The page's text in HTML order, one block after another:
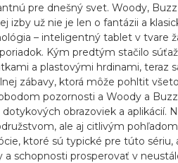
pre dnešný svet. Woody,
izby už nie je len o fantázii a
– inteligentný tablet v tvare
Kým predtým stačilo
a plastovými hrdinami, teraz
zábavy, ktorá môže pohltit
pozornosti a Woody a
obrazoviek a aplikácií.
ale aj citlivým
ktoré sú typické pre túto
a schopnosti prosperovať v